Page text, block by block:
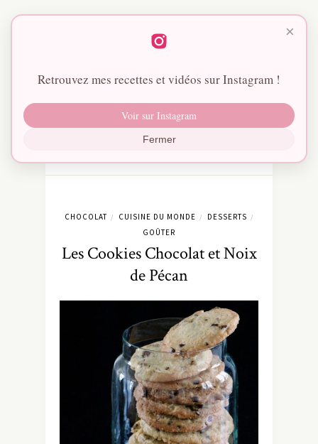
CHOCOLAT / CUISINE DU MONDE / DESSERTS /
GOÛTER
Les Cookies Chocolat et Noix
de Pécan
×
Retrouvez mes recettes et vidéos sur Instagram !
Voir sur Instagram
Fermer